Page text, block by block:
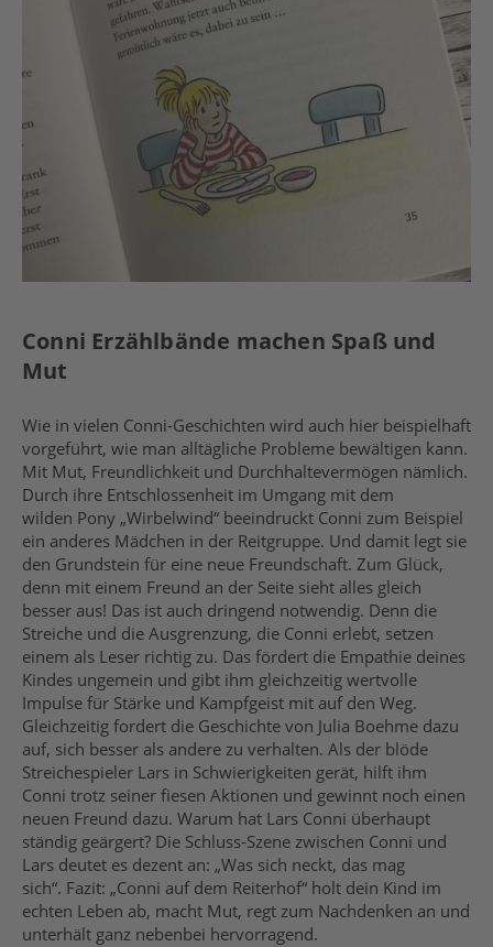
Conni Erzählbände machen Spaß und
Mut
Wie in vielen Conni-Geschichten wird auch hier beispielhaft
vorgeführt, wie man alltägliche Probleme bewältigen kann.
Mit Mut, Freundlichkeit und Durchhaltevermögen nämlich.
Durch ihre Entschlossenheit im Umgang mit dem
wilden Pony „Wirbelwind“ beeindruckt Conni zum Beispiel
ein anderes Mädchen in der Reitgruppe. Und damit legt sie
den Grundstein für eine neue Freundschaft. Zum Glück,
denn mit einem Freund an der Seite sieht alles gleich
besser aus! Das ist auch dringend notwendig. Denn die
Streiche und die Ausgrenzung, die Conni erlebt, setzen
einem als Leser richtig zu. Das fördert die Empathie deines
Kindes ungemein und gibt ihm gleichzeitig wertvolle
Impulse für Stärke und Kampfgeist mit auf den Weg.
Gleichzeitig fordert die Geschichte von Julia Boehme dazu
auf, sich besser als andere zu verhalten. Als der blöde
Streichespieler Lars in Schwierigkeiten gerät, hilft ihm
Conni trotz seiner fiesen Aktionen und gewinnt noch einen
neuen Freund dazu. Warum hat Lars Conni überhaupt
ständig geärgert? Die Schluss-Szene zwischen Conni und
Lars deutet es dezent an: „Was sich neckt, das mag
sich“. Fazit: „Conni auf dem Reiterhof“ holt dein Kind im
echten Leben ab, macht Mut, regt zum Nachdenken an und
unterhält ganz nebenbei hervorragend.